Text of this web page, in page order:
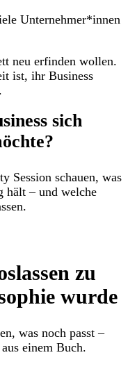
Unternehmer*innen
neu erfinden wollen.
ist, ihr Business
sich
Session schauen, was
hält – und welche
zu
wurde
was noch passt –
einem Buch.